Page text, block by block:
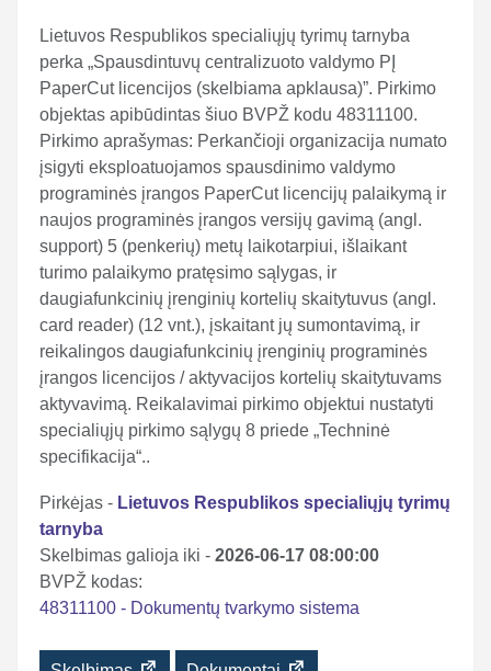
Lietuvos Respublikos specialiųjų tyrimų tarnyba
perka „Spausdintuvų centralizuoto valdymo PĮ
PaperCut licencijos (skelbiama apklausa)”. Pirkimo
objektas apibūdintas šiuo BVPŽ kodu 48311100.
Pirkimo aprašymas: Perkančioji organizacija numato
įsigyti eksploatuojamos spausdinimo valdymo
programinės įrangos PaperCut licencijų palaikymą ir
naujos programinės įrangos versijų gavimą (angl.
support) 5 (penkerių) metų laikotarpiui, išlaikant
turimo palaikymo pratęsimo sąlygas, ir
daugiafunkcinių įrenginių kortelių skaitytuvus (angl.
card reader) (12 vnt.), įskaitant jų sumontavimą, ir
reikalingos daugiafunkcinių įrenginių programinės
įrangos licencijos / aktyvacijos kortelių skaitytuvams
aktyvavimą. Reikalavimai pirkimo objektui nustatyti
specialiųjų pirkimo sąlygų 8 priede „Techninė
specifikacija“..
Pirkėjas - Lietuvos Respublikos specialiųjų tyrimų
tarnyba
Skelbimas galioja iki - 2026-06-17 08:00:00
BVPŽ kodas:
48311100 - Dokumentų tvarkymo sistema